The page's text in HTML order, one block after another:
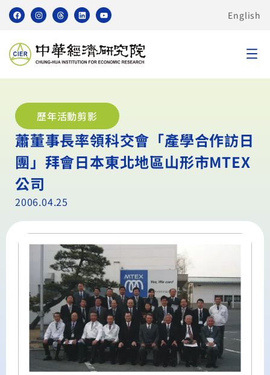
English
歷年活動剪影
蕭董事長率領科交會「產學合作訪日
團」拜會日本東北地區山形市MTEX
公司
2006.04.25